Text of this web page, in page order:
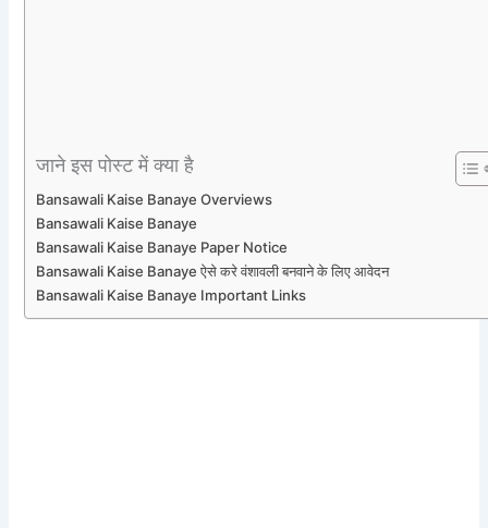
जाने इस पोस्ट में क्या है
Bansawali Kaise Banaye Overviews
Bansawali Kaise Banaye
Bansawali Kaise Banaye Paper Notice
Bansawali Kaise Banaye ऐसे करे वंशावली बनवाने के लिए आवेदन
Bansawali Kaise Banaye Important Links